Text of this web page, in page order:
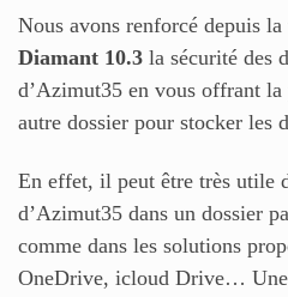
Nous avons renforcé depuis la
Diamant 10.3 la sécurité des
d’Azimut35 en vous offrant
autre dossier pour stocker les
En effet, il peut être très utile
d’Azimut35 dans un dossier
comme dans les solutions
OneDrive, icloud Drive… Une